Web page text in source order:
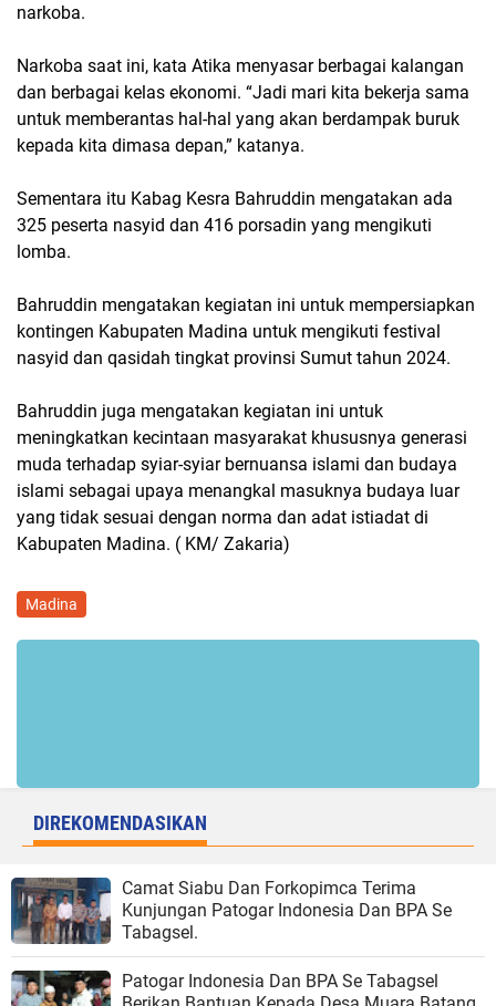
narkoba.
Narkoba saat ini, kata Atika menyasar berbagai kalangan
dan berbagai kelas ekonomi. “Jadi mari kita bekerja sama
untuk memberantas hal-hal yang akan berdampak buruk
kepada kita dimasa depan,” katanya.
Sementara itu Kabag Kesra Bahruddin mengatakan ada
325 peserta nasyid dan 416 porsadin yang mengikuti
lomba.
Bahruddin mengatakan kegiatan ini untuk mempersiapkan
kontingen Kabupaten Madina untuk mengikuti festival
nasyid dan qasidah tingkat provinsi Sumut tahun 2024.
Bahruddin juga mengatakan kegiatan ini untuk
meningkatkan kecintaan masyarakat khususnya generasi
muda terhadap syiar-syiar bernuansa islami dan budaya
islami sebagai upaya menangkal masuknya budaya luar
yang tidak sesuai dengan norma dan adat istiadat di
Kabupaten Madina. ( KM/ Zakaria)
Madina
DIREKOMENDASIKAN
Camat Siabu Dan Forkopimca Terima
Kunjungan Patogar Indonesia Dan BPA Se
Tabagsel.
Patogar Indonesia Dan BPA Se Tabagsel